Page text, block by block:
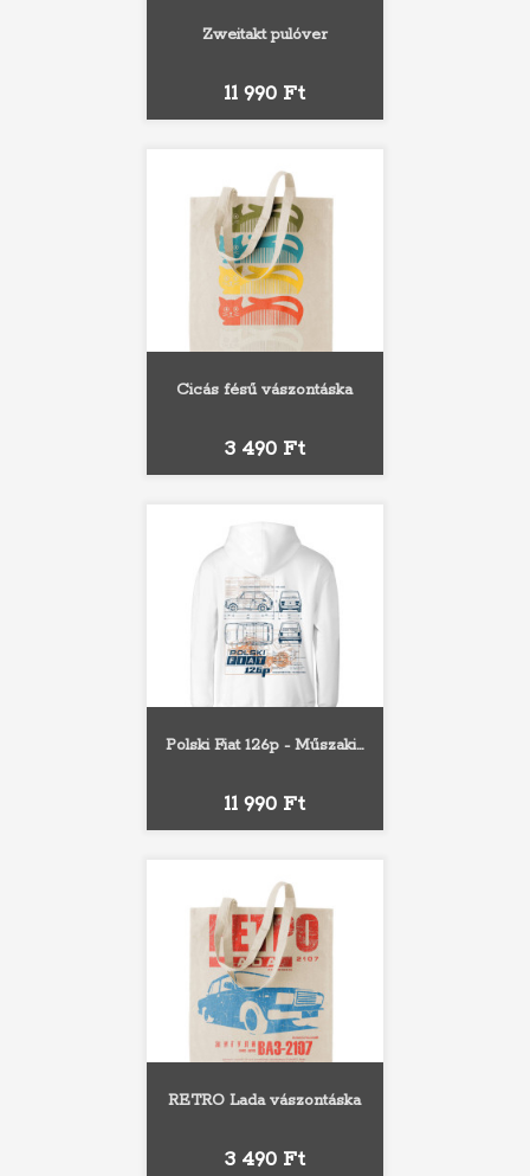
Zweitakt pulóver
Ár
11 990 Ft
Cicás fésű vászontáska
Ár
3 490 Ft
Polski Fiat 126p - Műszaki...
Ár
11 990 Ft
RETRO Lada vászontáska
Ár
3 490 Ft